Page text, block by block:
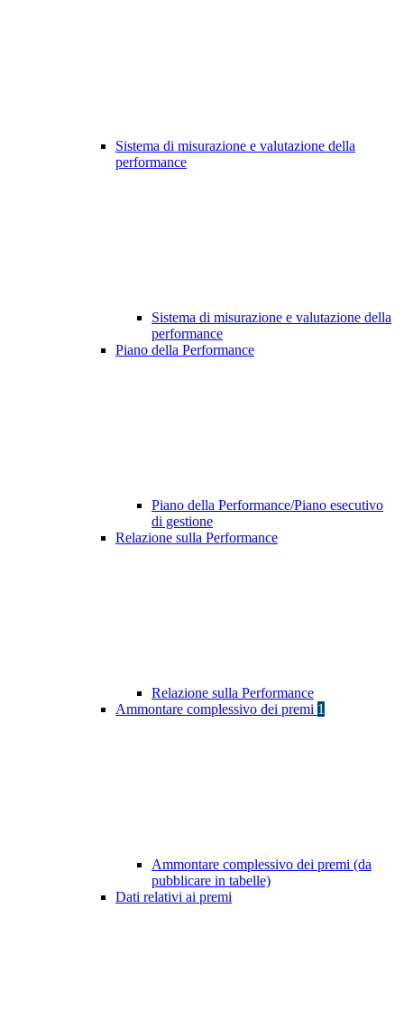
Sistema di misurazione e valutazione della
performance
Sistema di misurazione e valutazione della
performance
Piano della Performance
Piano della Performance/Piano esecutivo
di gestione
Relazione sulla Performance
Relazione sulla Performance
Ammontare complessivo dei premi 1
Ammontare complessivo dei premi (da
pubblicare in tabelle)
Dati relativi ai premi